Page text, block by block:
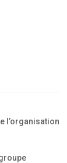
l’organisation